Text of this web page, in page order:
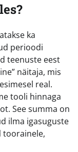
ka
perioodi
teenuste eest
näitaja, mis
real.
tooli hinnaga
See summa on
ilma igasuguste
toorainele,